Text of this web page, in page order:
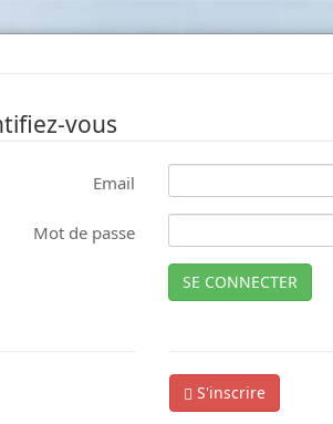
vous
Email
Mot de passe
SE CONNECTER
S'inscrire